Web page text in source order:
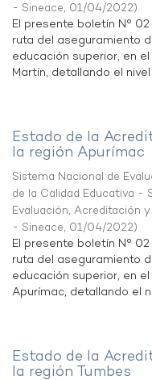
- Sineace, 01/04/2022)
El presente boletín N°
ruta del aseguramiento
educación superior, en
Martín, detallando el
Estado de la
la región Apurímac
Sistema Nacional de
de la Calidad Educativa -
Evaluación, Acreditación
- Sineace, 01/04/2022)
El presente boletín N°
ruta del aseguramiento
educación superior, en
Apurímac, detallando el
Estado de la
la región Tumbes